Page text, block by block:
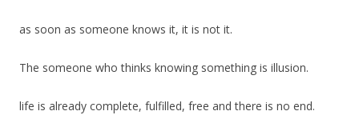
as soon as someone knows it, it is not it.
The someone who thinks knowing something is illusion.
life is already complete, fulfilled, free and there is no end.